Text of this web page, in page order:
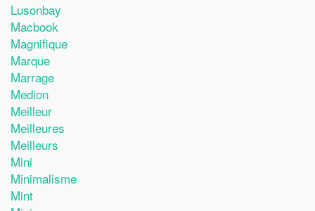
Lusonbay
Macbook
Magnifique
Marque
Marrage
Medion
Meilleur
Meilleures
Meilleurs
Mini
Minimalisme
Mint